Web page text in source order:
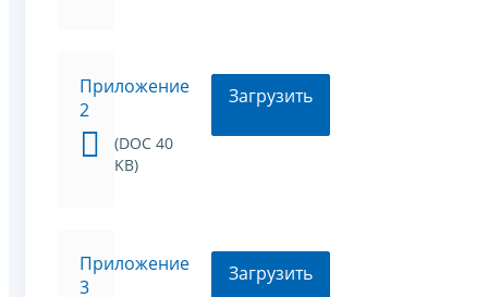
Приложение
2
(DOC 40
KB)
Загрузить
Приложение
3
Загрузить